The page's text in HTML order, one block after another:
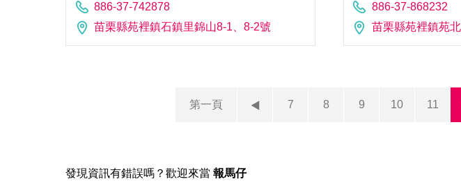
886-37-742878
苗栗縣苑裡鎮石鎮里錦山8-1、8-2號
886-37-868232
苗栗縣苑裡鎮苑
第一頁 7 8 9 10 11
發現資訊有錯誤嗎？歡迎來當報馬仔